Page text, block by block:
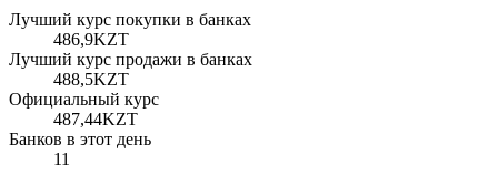
Лучший курс покупки в банках
486,9KZT
Лучший курс продажи в банках
488,5KZT
Официальный курс
487,44KZT
Банков в этот день
11